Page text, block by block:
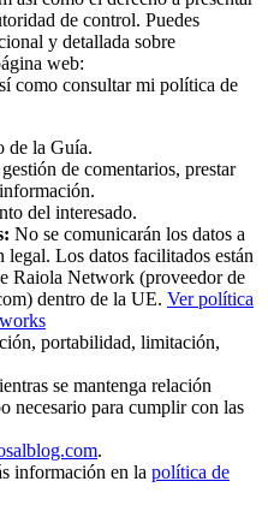
de control. Puedes
y detallada sobre
web:
como consultar mi política de
de la Guía.
de comentarios, prestar
del interesado.
No se comunicarán los datos a
Los datos facilitados están
Raiola Network (proveedor de
dentro de la UE. Ver política
portabilidad, limitación,
se mantenga relación
necesario para cumplir con las
.
información en la política de